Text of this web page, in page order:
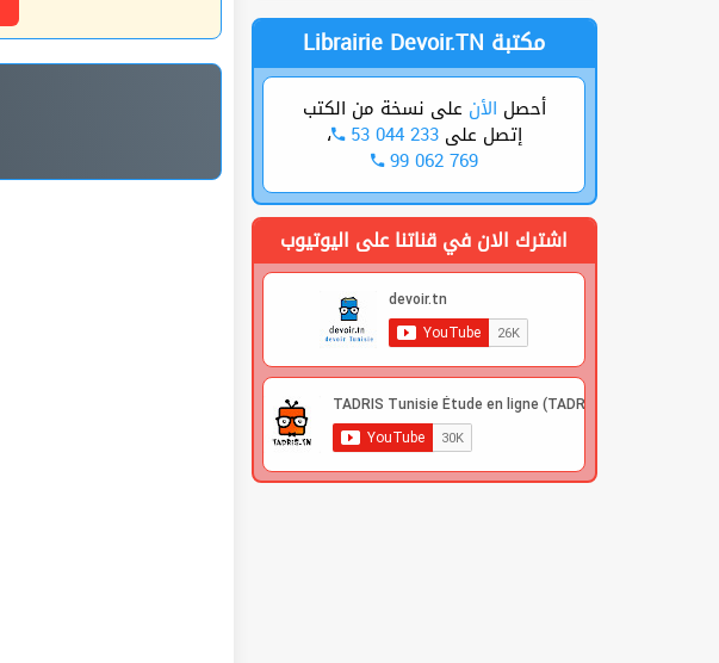
Physique
Librairie Devoir.TN مكتبة
أحصل الأن على نسخة من الكتب
إتصل على53 044 233 ،
99 062 769
اشترك الان في قناتنا على اليوتيوب